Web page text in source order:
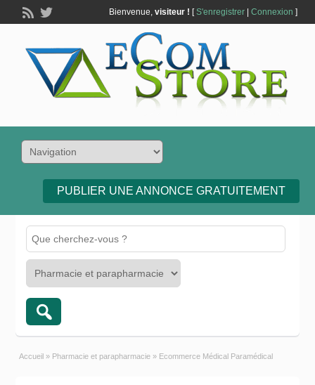
Bienvenue, visiteur ! [S'enregistrer| Connexion ]
PUBLIER UNE ANNONCE GRATUITEMENT
Accueil » Pharmacie et parapharmacie » Ecommerce Médical Paramédical